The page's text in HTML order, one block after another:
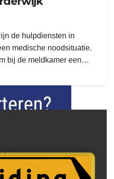
de hulpdiensten in
medische noodsituatie.
bij de meldkamer een…